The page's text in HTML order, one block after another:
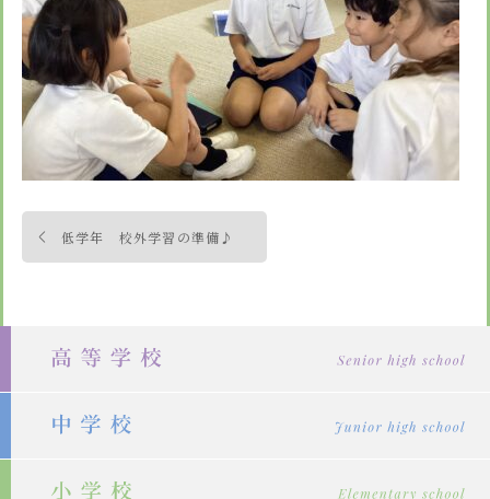
通学用ランドセルについて
follow us
投
稿
低学年 校外学習の準備♪